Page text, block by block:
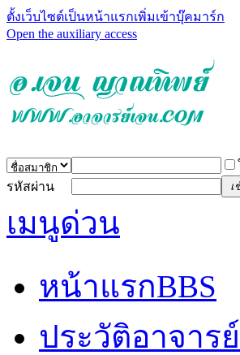
ตั้งเว็บไซต์เป็นหน้าแรกเพิ่มเข้าบุ๊คมาร์ก
Open the auxiliary access
รหัสผ่าน
เ
เมนูด่วน
หน้าแรกBBS
ประวัติอาจาร